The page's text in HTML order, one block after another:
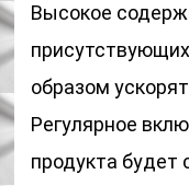
Высокое
образом
Регулярное
продукта будет